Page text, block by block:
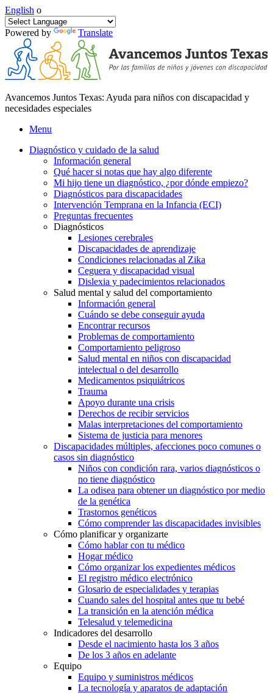
English o
Powered by Translate
Avancemos Juntos Texas: Ayuda para niños con discapacidad y
necesidades especiales
Menu
Diagnóstico y cuidado de la salud
Información general
Qué hacer si notas que hay algo diferente
Mi hijo tiene un diagnóstico, ¿por dónde empiezo?
Diagnósticos para discapacidades
Intervención Temprana en la Infancia (ECI)
Preguntas frecuentes
Diagnósticos
Lesiones cerebrales
Discapacidades de aprendizaje
Condiciones relacionadas al Zika
Ceguera y discapacidad visual
Dislexia y padecimientos relacionados
Salud mental y salud del comportamiento
Información general
Cuándo se debe conseguir ayuda
Encontrar recursos
Problemas de comportamiento
Comportamiento peligroso
Salud mental en niños con discapacidad
intelectual o del desarrollo
Medicamentos psiquiátricos
Trauma
Apoyo durante una crisis
Derechos de recibir servicios
Malas interpretaciones del comportamiento
Sistema de justicia para menores
Discapacidades múltiples, afecciones poco comunes o
casos sin diagnóstico
Niños con condición rara, varios diagnósticos o
no tiene diagnóstico
La odisea para obtener un diagnóstico por medio
de la genética
Trastornos genéticos
Cómo comprender las discapacidades invisibles
Cómo planificar y organizarte
Cómo hablar con tu médico
Hogar médico
Cómo organizar los expedientes médicos
El registro médico electrónico
Glosario de especialidades y terapias
Cuando sales del hospital antes que tu bebé
La transición en la atención médica
Telesalud y telemedicina
Indicadores del desarrollo
Desde el nacimiento hasta los 3 años
De los 3 años en adelante
Equipo
Equipo y suministros médicos
La tecnología y aparatos de adaptación